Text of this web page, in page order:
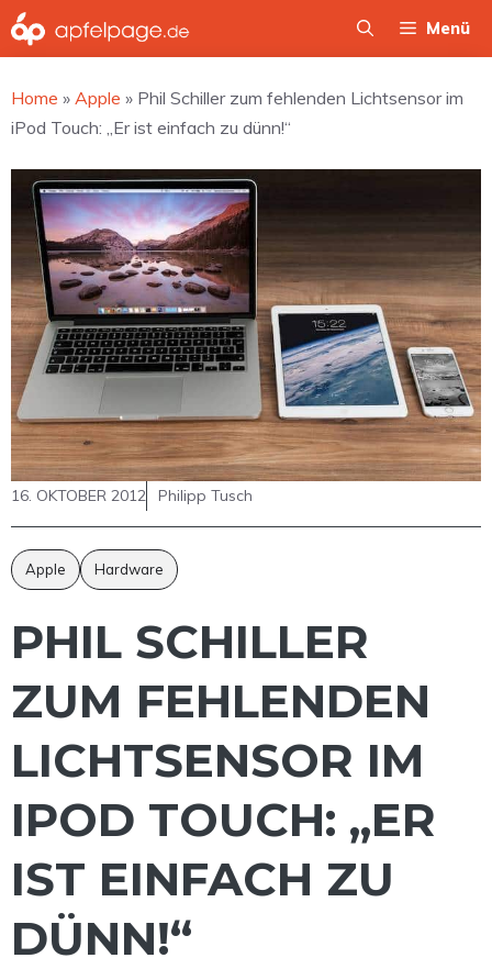
Zum
Inhalt
Menü
Home » Apple » Phil Schiller zum fehlenden Lichtsensor im
iPod Touch: „Er ist einfach zu dünn!“
16. OKTOBER 2012 Philipp Tusch
Apple Hardware
PHIL SCHILLER
ZUM FEHLENDEN
LICHTSENSOR IM
IPOD TOUCH: „ER
IST EINFACH ZU
DÜNN!“